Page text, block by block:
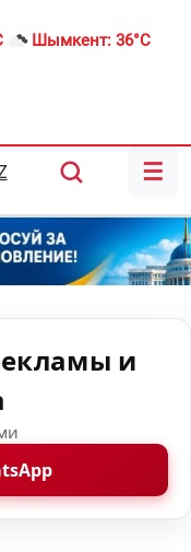
Шымкент: 36°C
☰
и